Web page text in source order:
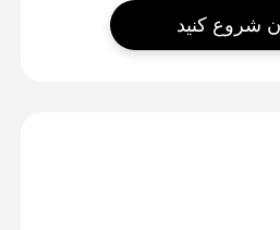
شروع کنید